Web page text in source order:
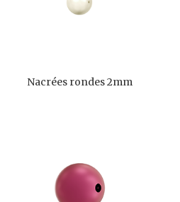
Nacrées rondes 2mm